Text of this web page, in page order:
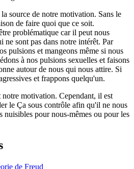
source de notre motivation. Sans le
de faire quoi que ce soit.
problématique car il peut nous
ne sont pas dans notre intérêt. Par
pulsions et mangeons même si nous
à nos pulsions sexuelles et faisons
autour de nous qui nous attire. Si
et frappons quelqu'un.
motivation. Cependant, il est
le Ça sous contrôle afin qu'il ne nous
nuisibles pour nous-mêmes ou pour les
de Freud